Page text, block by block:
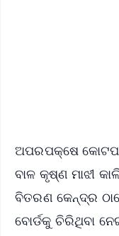
ଅପରପକ୍ଷେ
ବାଳ କୃଷ୍ଣ ମାଝୀ
ବିତରଣ କେନ୍ଦ୍ର
ବୋର୍ଡକୁ ଚିରିଥିବା